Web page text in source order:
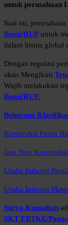
untuk perusahaan
Saat ini,
Bumi/RUP untuk
dalam bisnis global
Dengan regulasi
akan Mengikuti
Wajib melakukan
Bumi/RUP.
Beberapa
Konstruksi Panas
Jasa Non
Usaha Industri
Usaha Industri
Surya Konsultan
SKT EBTKE/